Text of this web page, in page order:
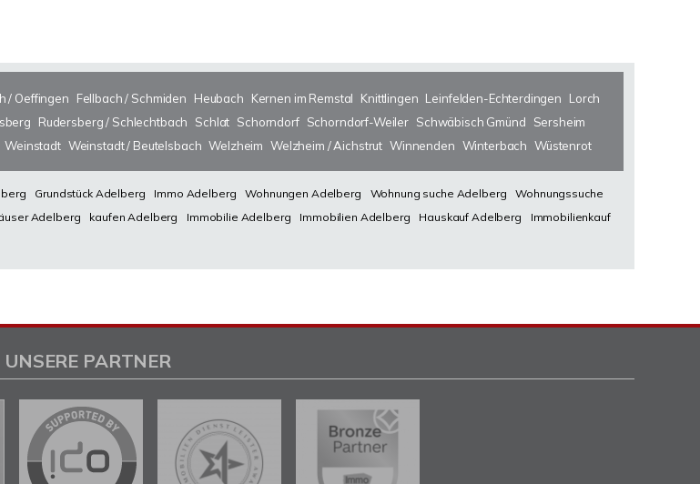
/ Oeffingen Fellbach / Schmiden Heubach Kernen im Remstal Knittlingen Leinfelden-Echterdingen
Lorch
Rudersberg / Schlechtbach Schlat Schorndorf Schorndorf-Weiler Schwäbisch Gmünd
Sersheim
Weinstadt Weinstadt / Beutelsbach Welzheim Welzheim / Aichstrut Winnenden Winterbach Wüstenrot
Grundstück Adelberg Immo Adelberg Wohnungen Adelberg Wohnung suche Adelberg
Wohnungssuche
Adelberg kaufen Adelberg Immobilie Adelberg Immobilien Adelberg Hauskauf Adelberg
Immobilienkauf
UNSERE PARTNER